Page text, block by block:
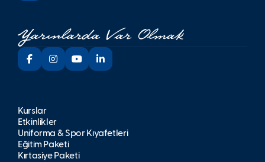
Kurslar
Etkinlikler
Üniforma & Spor Kıyafetleri
Eğitim Paketi
Kırtasiye Paketi